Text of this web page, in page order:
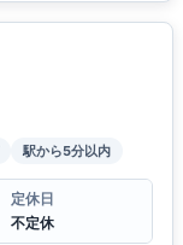
駅から5分以内
定休日
不定休